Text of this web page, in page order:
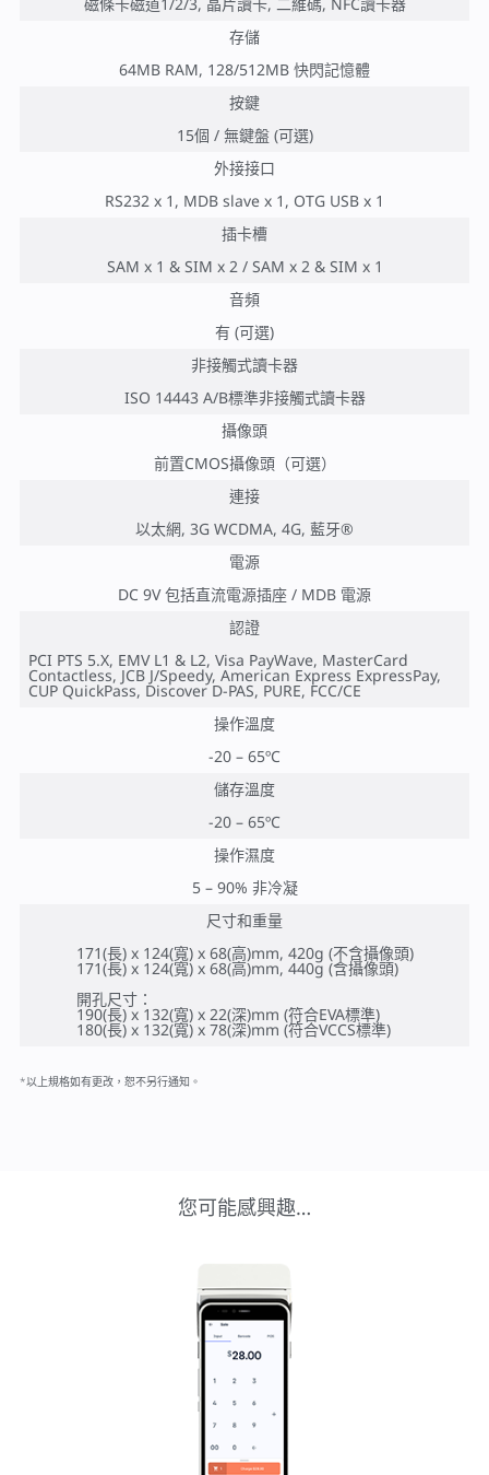
存儲
64MB RAM, 128/512MB 快閃記憶體
按鍵
15個 / 無鍵盤 (可選)
外接接口
RS232 x 1, MDB slave x 1, OTG USB x 1
插卡槽
SAM x 1 & SIM x 2 / SAM x 2 & SIM x 1
音頻
有 (可選)
非接觸式讀卡器
ISO 14443 A/B標準非接觸式讀卡器
攝像頭
前置CMOS攝像頭（可選）
連接
以太網, 3G WCDMA, 4G, 藍牙®
電源
DC 9V 包括直流電源插座 / MDB 電源
認證
PCI PTS 5.X, EMV L1 & L2, Visa PayWave, MasterCard
Contactless, JCB J/Speedy, American Express ExpressPay,
CUP QuickPass, Discover D-PAS, PURE, FCC/CE
操作溫度
-20 – 65ºC
儲存溫度
-20 – 65ºC
操作濕度
5 – 90% 非冷凝
尺寸和重量
171(長) x 124(寬) x 68(高)mm, 420g (不含攝像頭)
171(長) x 124(寬) x 68(高)mm, 440g (含攝像頭)
開孔尺寸：
190(長) x 132(寬) x 22(深)mm (符合EVA標準)
180(長) x 132(寬) x 78(深)mm (符合VCCS標準)
*以上規格如有更改，恕不另行通知。
您可能感興趣…